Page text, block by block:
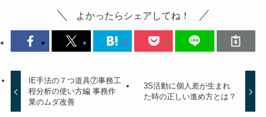
よかったらシェアしてね！
IE手法の７つ道具⑦事務工
程分析の使い方編 事務作
業のムダ改善
3S活動に個人差が生まれ
た時の正しい進め方とは？